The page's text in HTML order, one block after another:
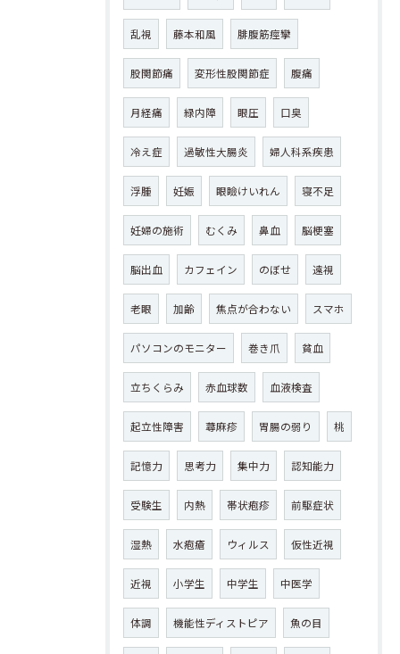
乱視 藤本和風 腓腹筋痙攣
股関節痛 変形性股関節症 腹痛
月経痛 緑内障 眼圧 口臭
冷え症 過敏性大腸炎 婦人科系疾患
浮腫 妊娠 眼瞼けいれん 寝不足
妊婦の施術 むくみ 鼻血 脳梗塞
脳出血 カフェイン のぼせ 遠視
老眼 加齢 焦点が合わない スマホ
パソコンのモニター 巻き爪 貧血
立ちくらみ 赤血球数 血液検査
起立性障害 蕁麻疹 胃腸の弱り 桃
記憶力 思考力 集中力 認知能力
受験生 内熱 帯状疱疹 前駆症状
湿熱 水疱瘡 ウィルス 仮性近視
近視 小学生 中学生 中医学
体調 機能性ディストピア 魚の目